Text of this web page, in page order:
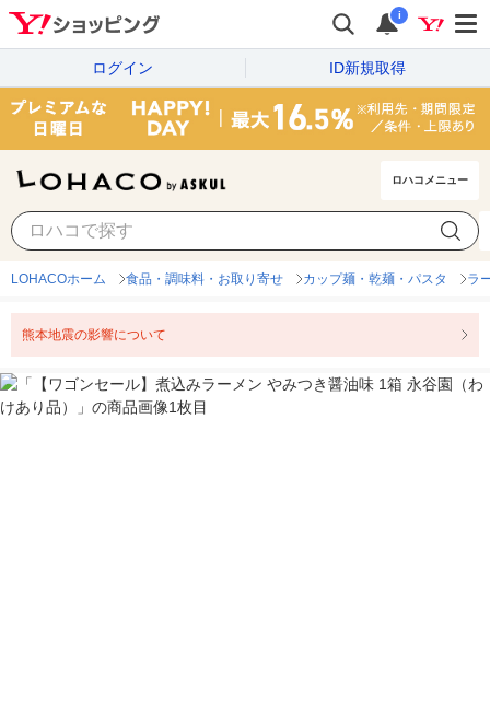
i
ログイン ID新規取得
ロハコメニュー
LOHACOホーム 食品・調味料・お取り寄せ カップ麺・乾麺・パスタ ラ
熊本地震の影響について